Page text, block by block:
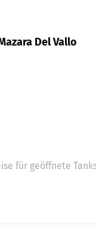
Del Vallo
für geöffnete